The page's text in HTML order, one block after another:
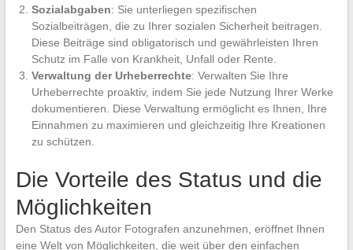
Sozialabgaben: Sie unterliegen spezifischen
Sozialbeiträgen, die zu Ihrer sozialen Sicherheit beitragen.
Diese Beiträge sind obligatorisch und gewährleisten Ihren
Schutz im Falle von Krankheit, Unfall oder Rente.
Verwaltung der Urheberrechte: Verwalten Sie Ihre
Urheberrechte proaktiv, indem Sie jede Nutzung Ihrer Werke
dokumentieren. Diese Verwaltung ermöglicht es Ihnen, Ihre
Einnahmen zu maximieren und gleichzeitig Ihre Kreationen
zu schützen.
Die Vorteile des Status und die
Möglichkeiten
Den Status des Autor Fotografen anzunehmen, eröffnet Ihnen
eine Welt von Möglichkeiten, die weit über den einfachen